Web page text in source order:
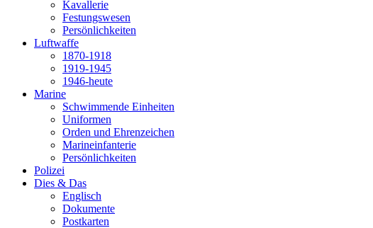
Kavallerie
Festungswesen
Persönlichkeiten
Luftwaffe
1870-1918
1919-1945
1946-heute
Marine
Schwimmende Einheiten
Uniformen
Orden und Ehrenzeichen
Marineinfanterie
Persönlichkeiten
Polizei
Dies & Das
Englisch
Dokumente
Postkarten